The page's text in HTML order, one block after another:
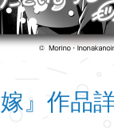
』作品